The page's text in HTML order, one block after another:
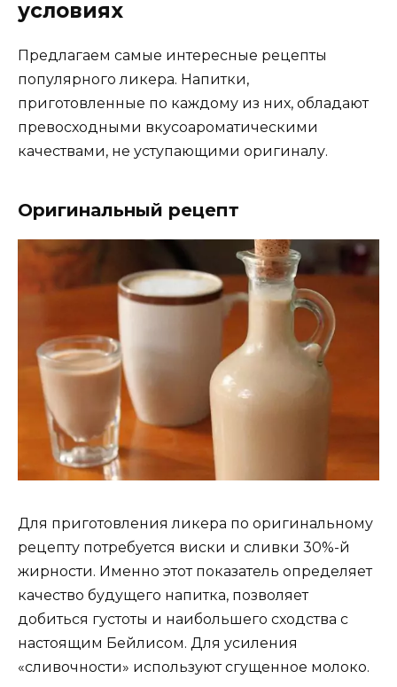
условиях
Предлагаем самые интересные рецепты
популярного ликера. Напитки,
приготовленные по каждому из них, обладают
превосходными вкусоароматическими
качествами, не уступающими оригиналу.
Оригинальный рецепт
Для приготовления ликера по оригинальному
рецепту потребуется виски и сливки 30%-й
жирности. Именно этот показатель определяет
качество будущего напитка, позволяет
добиться густоты и наибольшего сходства с
настоящим Бейлисом. Для усиления
«сливочности» используют сгущенное молоко.